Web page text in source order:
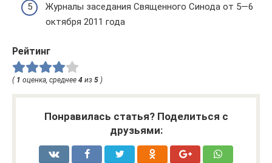
Журналы заседания Священного Синода от 5—6
октября 2011 года
Рейтинг
( 1 оценка, среднее 4 из 5 )
Понравилась статья? Поделиться с
друзьями: